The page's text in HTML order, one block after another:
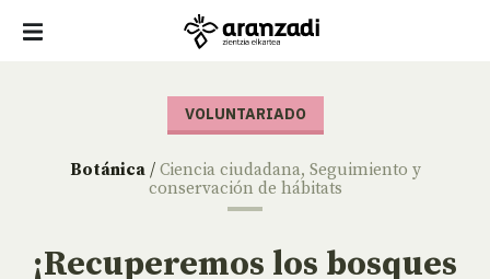
VOLUNTARIADO
Botánica/ Ciencia ciudadana, Seguimiento y
conservación de hábitats
¡Recuperemos los bosques